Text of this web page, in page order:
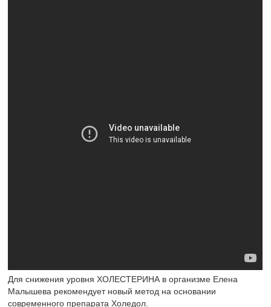
Для снижения уровня ХОЛЕСТЕРИНА в организме Елена
Малышева рекомендует новый метод на основании
современного препарата Холедол.